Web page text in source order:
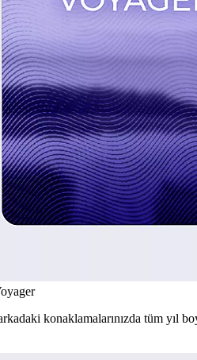
konaklamalarınızda tüm yıl